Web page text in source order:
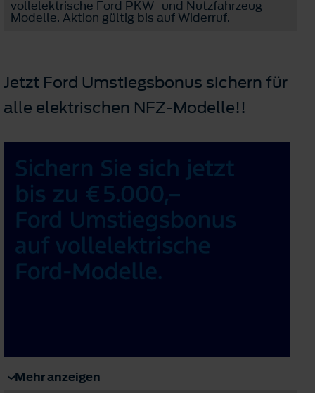
vollelektrische Ford PKW- und Nutzfahrzeug-
Modelle. Aktion gültig bis auf Widerruf.
Jetzt Ford Umstiegsbonus sichern für
alle elektrischen NFZ-Modelle!!
Mehr anzeigen